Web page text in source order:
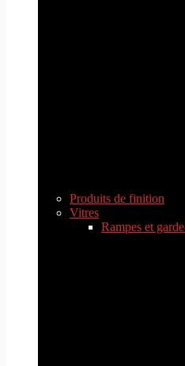
Produits de finition
Vitres
Rampes et